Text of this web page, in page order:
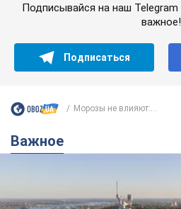
Подписывайся на наш
важное!
Подписаться
Морозы не влияют:...
Важное